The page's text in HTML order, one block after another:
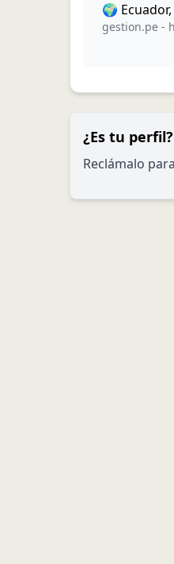
🌍
gestion.pe -
¿Es tu perfil?
Reclámalo